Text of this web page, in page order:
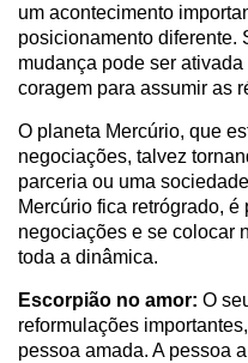
um acontecimento
posicionamento diferente.
mudança pode ser
coragem para assumir as
O planeta Mercúrio, que
negociações, talvez
parceria ou uma
Mercúrio fica retrógrado,
negociações e se colocar
toda a dinâmica.
Escorpião no amor: O
reformulações
pessoa amada. A pessoa